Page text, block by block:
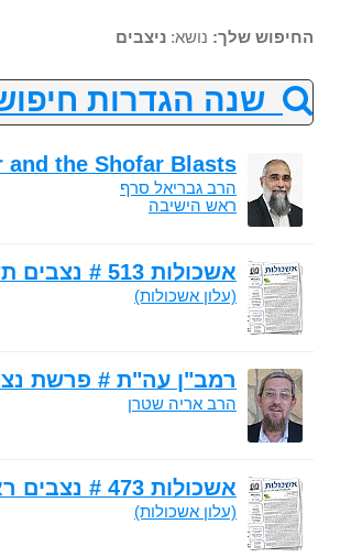
החיפוש שלך: נושא: ניצבים
שנה הגדרות
and the Shofar Blasts
הרב גבריאל סרף
ראש הישיבה
אשכולות 513 # נצבים תשע"ט
(עלון אשכולות)
רמב"ן עה"ת # פרשת
הרב אריה שטרן
אשכולות 473 # נצבים ראש השנה
(עלון אשכולות)